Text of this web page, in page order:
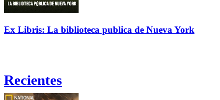
Ex Libris: La biblioteca publica de Nueva York
Recientes